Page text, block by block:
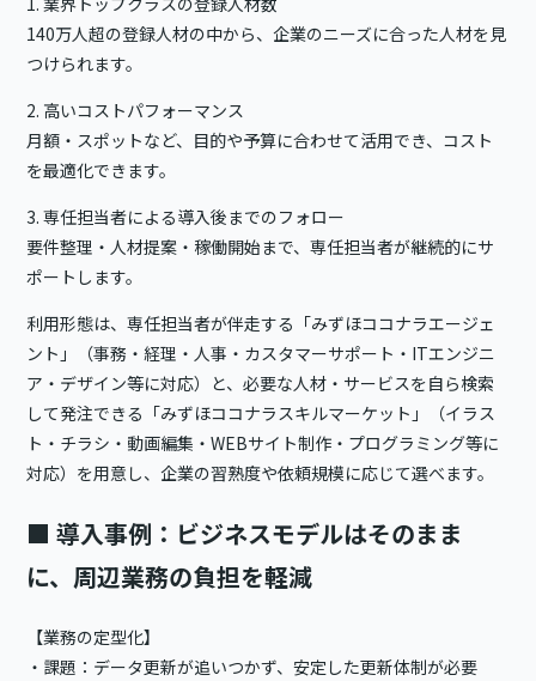
140万人超の登録人材の中から、企業のニーズに合った人材を見
つけられます。
2. 高いコストパフォーマンス
月額・スポットなど、目的や予算に合わせて活用でき、コスト
を最適化できます。
3. 専任担当者による導入後までのフォロー
要件整理・人材提案・稼働開始まで、専任担当者が継続的にサ
ポートします。
利用形態は、専任担当者が伴走する「みずほココナラエージェ
ント」（事務・経理・人事・カスタマーサポート・ITエンジニ
ア・デザイン等に対応）と、必要な人材・サービスを自ら検索
して発注できる「みずほココナラスキルマーケット」（イラス
ト・チラシ・動画編集・WEBサイト制作・プログラミング等に
対応）を用意し、企業の習熟度や依頼規模に応じて選べます。
■導入事例：ビジネスモデルはそのまま
に、周辺業務の負担を軽減
【業務の定型化】
・課題：データ更新が追いつかず、安定した更新体制が必要